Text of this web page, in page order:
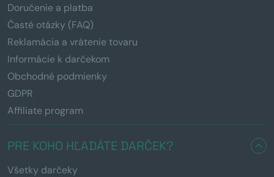
Doručenie a platba
Časté otázky (FAQ)
Reklamácia a vrátenie tovaru
Informácie k darčekom
Obchodné podmienky
GDPR
Affiliate program
PRE KOHO HĽADÁTE DARČEK?
Všetky darčeky